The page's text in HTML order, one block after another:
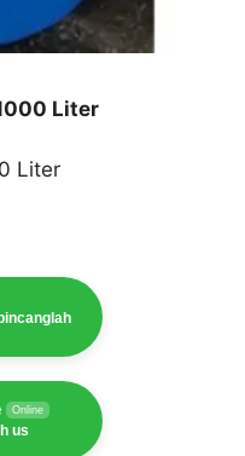
Liter
Liter
Online
us